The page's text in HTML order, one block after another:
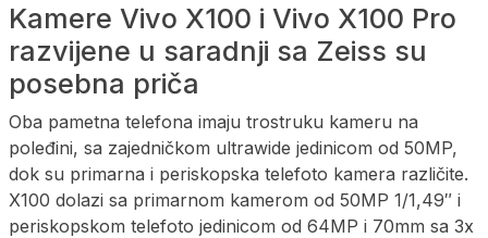
Kamere Vivo X100 i Vivo X100 Pro
razvijene u saradnji sa Zeiss su
posebna priča
Oba pametna telefona imaju trostruku kameru na
poleđini, sa zajedničkom ultrawide jedinicom od 50MP,
dok su primarna i periskopska telefoto kamera različite.
X100 dolazi sa primarnom kamerom od 50MP 1/1,49″ i
periskopskom telefoto jedinicom od 64MP i 70mm sa 3x